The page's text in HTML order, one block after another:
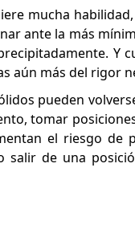
mucha
ante la más
Y
aún más del rigor
pueden
tomar
el riesgo de
salir de una